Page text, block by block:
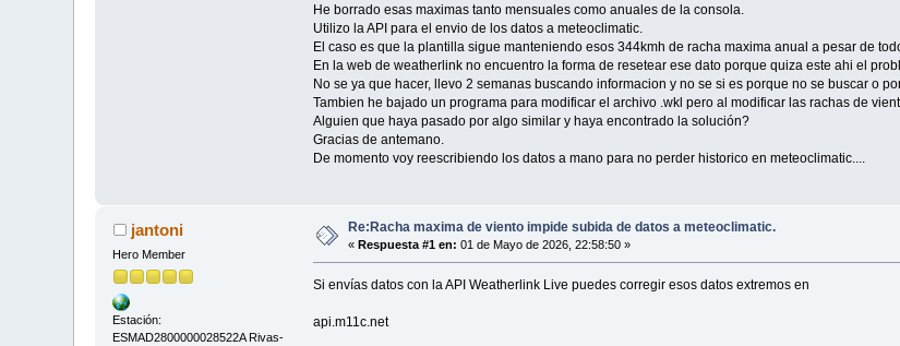
He borrado esas maximas tanto mensuales como anuales de la consola.
Utilizo la API para el envio de los datos a meteoclimatic.
El caso es que la plantilla sigue manteniendo esos 344kmh de racha maxima anual a pesar de
En la web de weatherlink no encuentro la forma de resetear ese dato porque quiza este ahi el
No se ya que hacer, llevo 2 semanas buscando informacion y no se si es porque no se buscar o
Tambien he bajado un programa para modificar el archivo .wkl pero al modificar las rachas de
Alguien que haya pasado por algo similar y haya encontrado la solución?
Gracias de antemano.
De momento voy reescribiendo los datos a mano para no perder historico en meteoclimatic....
jantoni
Hero Member
Estación:
ESMAD2800000028522A Rivas-
Re:Racha maxima de viento impide subida de datos a meteoclimatic.
«Respuesta #1 en: 01 de Mayo de 2026, 22:58:50 »
Si envías datos con la API Weatherlink Live puedes corregir esos datos extremos en
api.m11c.net